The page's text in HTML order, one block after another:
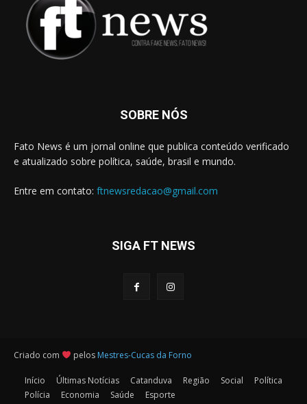
SOBRE NÓS
Fato News é um jornal online que publica conteúdo verificado
e atualizado sobre política, saúde, brasil e mundo.
Entre em contato: ftnewsredacao@gmail.com
SIGA FT NEWS
Criado com pelos Mestres-Cucas da Forno
Início Últimas Notícias Catanduva Região Social
Política
Polícia
Economia Saúde Esporte